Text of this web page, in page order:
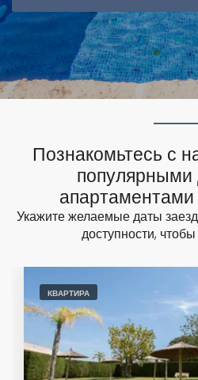
G
o
d
o
w
Познакомьтесь с
Укажите желаемые даты
доступности,
КВАРТИРА